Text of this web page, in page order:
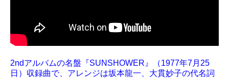
2ndアルバムの名盤『SUNSHOWER』（1977年7月25
日）収録曲で、アレンジは坂本龍一、大貫妙子の代名詞